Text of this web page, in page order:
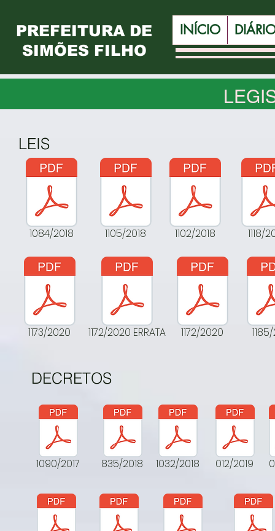
LEIS
1084/2018 1105/2018 1102/2018 1118/
1173/2020 1172/2020 ERRATA 1172/2020
DECRETOS
1090/2017 1032/2018
835/2018 012/2019
PREFEITURA DE
SIMÕES FILHO
INÍCIO